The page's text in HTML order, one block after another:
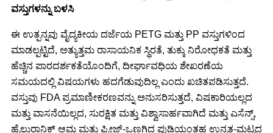
ವಸ್ತುಗಳನ್ನು ಬಳಸಿ
ಈ ಉತ್ಪನ್ನವು ವೈದ್ಯಕೀಯ ದರ್ಜೆಯ PETG ಮತ್ತು PP ವಸ್ತುಗಳಿಂದ
ಮಾಡಲ್ಪಟ್ಟಿದೆ, ಅತ್ಯುತ್ತಮ ರಾಸಾಯನಿಕ ಸ್ಥಿರತೆ, ತುಕ್ಕು ನಿರೋಧಕತೆ ಮತ್ತು
ಹೆಚ್ಚಿನ ಪಾರದರ್ಶಕತೆಯೊಂದಿಗೆ, ದೀರ್ಘಾವಧಿಯ ಶೇಖರಣೆಯ
ಸಮಯದಲ್ಲಿ ವಿಷಯಗಳು ಹದಗೆಡುವುದಿಲ್ಲ ಎಂದು ಖಚಿತಪಡಿಸುತ್ತದೆ.
ವಸ್ತುವು FDA ಪ್ರಮಾಣೀಕರಣವನ್ನು ಅನುಸರಿಸುತ್ತದೆ, ವಿಷಕಾರಿಯಲ್ಲದ
ಮತ್ತು ವಾಸನೆಯಿಲ್ಲದ, ಸುರಕ್ಷಿತ ಮತ್ತು ವಿಶ್ವಾಸಾರ್ಹವಾಗಿದೆ ಮತ್ತು ಎಸೆನ್ಸ್,
ಹೈಲುರಾನಿಕ್ ಆಮ್ಲ ಮತ್ತು ಫ್ರೀಜ್-ಒಣಗಿದ ಪುಡಿಯಂತಹ ಉನ್ನತ-ಮಟ್ಟದ